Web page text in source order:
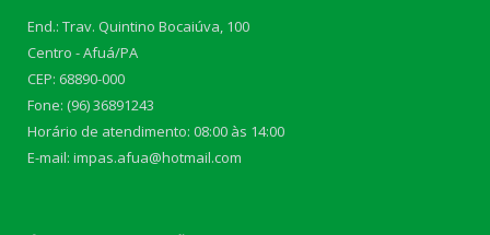
End.: Trav. Quintino Bocaiúva, 100
Centro - Afuá/PA
CEP: 68890-000
Fone: (96) 36891243
Horário de atendimento: 08:00 às 14:00
E-mail: impas.afua@hotmail.com